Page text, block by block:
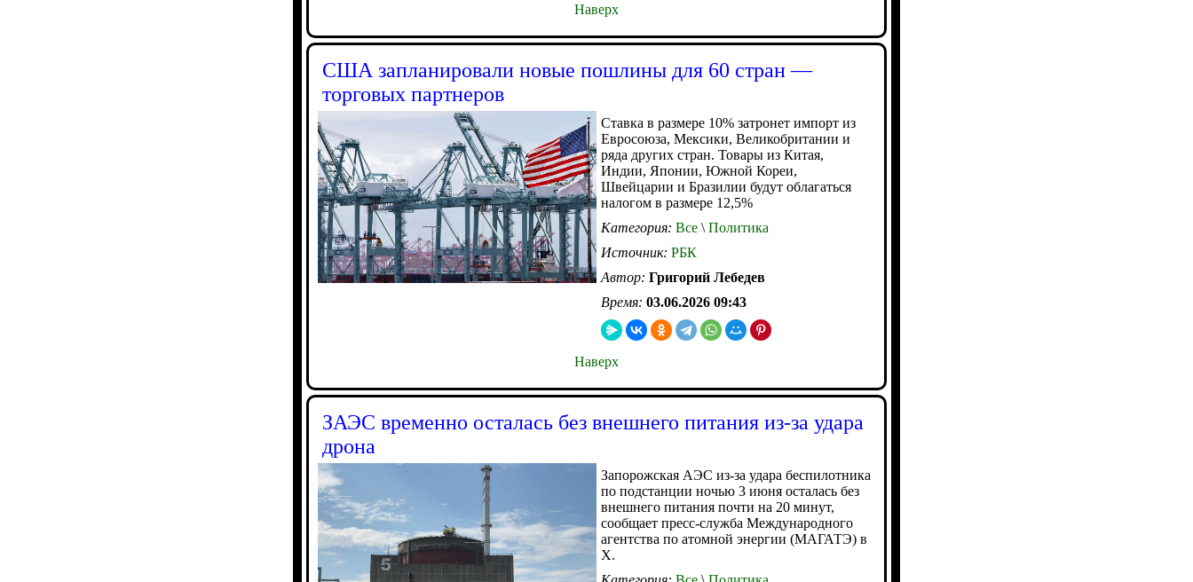
Наверх
США запланировали новые пошлины для 60 стран —
торговых партнеров
Ставка в размере 10% затронет импорт из
Евросоюза, Мексики, Великобритании и
ряда других стран. Товары из Китая,
Индии, Японии, Южной Кореи,
Швейцарии и Бразилии будут облагаться
налогом в размере 12,5%
Категория: Все \ Политика
Источник: РБК
Автор: Григорий Лебедев
Время: 03.06.2026 09:43
Наверх
ЗАЭС временно осталась без внешнего питания из-за удара
дрона
Запорожская АЭС из-за удара беспилотника
по подстанции ночью 3 июня осталась без
внешнего питания почти на 20 минут,
сообщает пресс-служба Международного
агентства по атомной энергии (МАГАТЭ) в
X.